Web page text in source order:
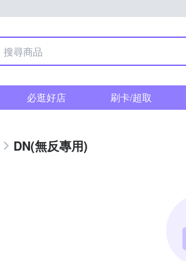
必逛好店 刷卡/超取
DN(無反專用)